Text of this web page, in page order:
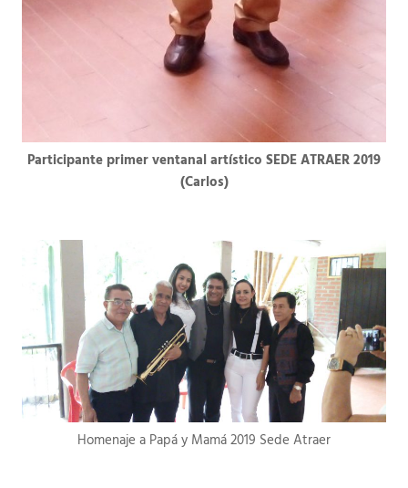
Participante primer ventanal artístico SEDE ATRAER 2019
(Carlos)
Homenaje a Papá y Mamá 2019 Sede Atraer